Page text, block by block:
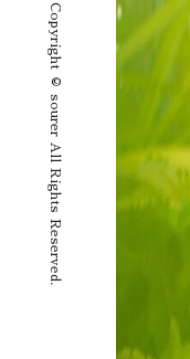
Copyright © sourer All Rights Reserved.